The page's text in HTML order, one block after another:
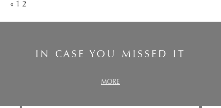
« 1 2
IN CASE YOU MISSED IT
MORE